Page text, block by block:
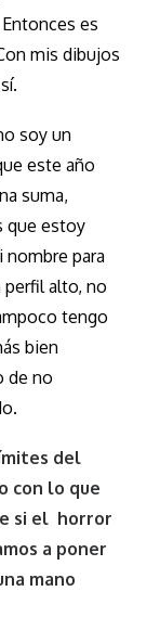
es
mis dibujos
soy un
este año
suma,
que estoy
nombre para
alto, no
tengo
bien
de no
del
con lo que
si el horror
a poner
mano